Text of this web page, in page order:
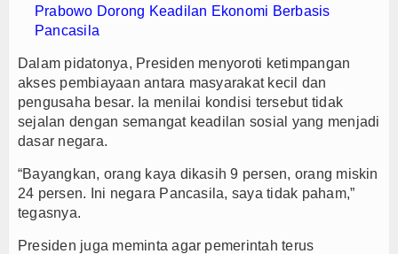
Prabowo Dorong Keadilan Ekonomi Berbasis
Pancasila
Dalam pidatonya, Presiden menyoroti ketimpangan
akses pembiayaan antara masyarakat kecil dan
pengusaha besar. Ia menilai kondisi tersebut tidak
sejalan dengan semangat keadilan sosial yang menjadi
dasar negara.
“Bayangkan, orang kaya dikasih 9 persen, orang miskin
24 persen. Ini negara Pancasila, saya tidak paham,”
tegasnya.
Presiden juga meminta agar pemerintah terus